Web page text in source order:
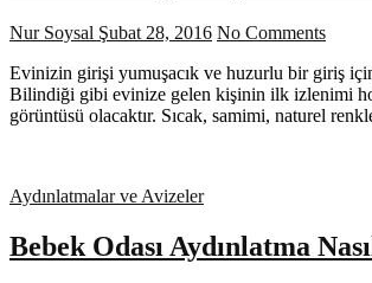
Nur Soysal Şubat 28, 2016 No Comments
Evinizin girişi yumuşacık ve huzurlu bir giriş
Bilindiği gibi evinize gelen kişinin ilk izlenimi
görüntüsü olacaktır. Sıcak, samimi, naturel
Aydınlatmalar ve Avizeler
Bebek Odası Aydınlatma